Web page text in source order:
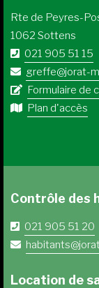
Rte de Peyres-
1062 Sottens
021 905 51 15
greffe@jorat-
Formulaire de
Plan d'accès
Contrôle des
021 905 51 20
Location de